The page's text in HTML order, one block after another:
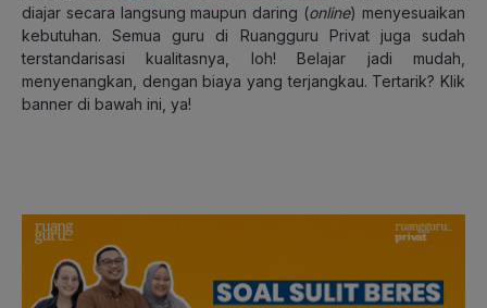
diajar secara langsung maupun daring (online) menyesuaikan
kebutuhan. Semua guru di Ruangguru Privat juga sudah
terstandarisasi kualitasnya, loh! Belajar jadi mudah,
menyenangkan, dengan biaya yang terjangkau. Tertarik? Klik
banner di bawah ini, ya!